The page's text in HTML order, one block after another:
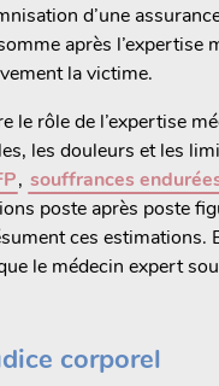
d’une
après
la victime.
le rôle de l’expertise
les douleurs et les
, souffrances
poste après poste
ces estimations.
le médecin expert
corporel